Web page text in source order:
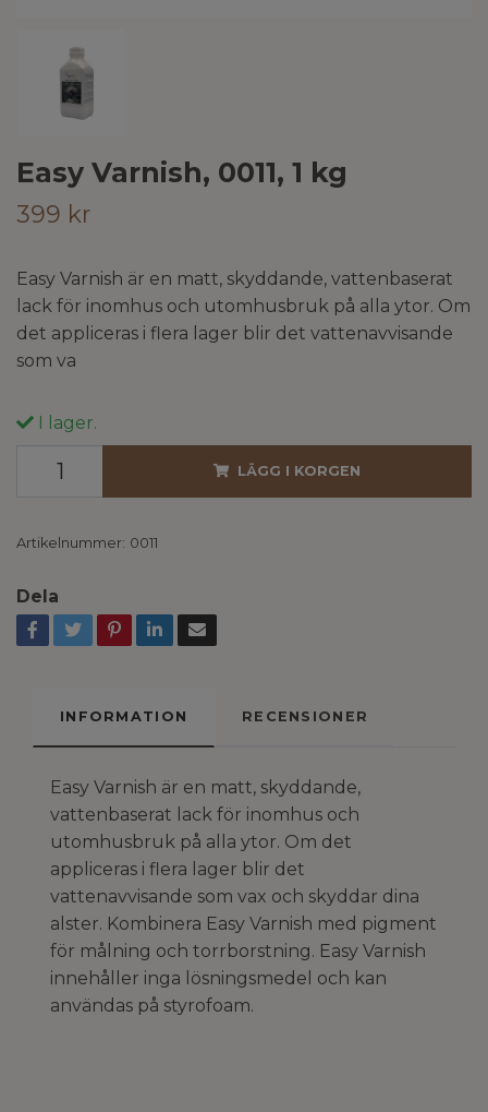
Easy Varnish, 0011, 1 kg
399 kr
Easy Varnish är en matt, skyddande, vattenbaserat
lack för inomhus och utomhusbruk på alla ytor. Om
det appliceras i flera lager blir det vattenavvisande
som va
I lager.
LÄGG I KORGEN
Artikelnummer: 0011
Dela
INFORMATION RECENSIONER
Easy Varnish är en matt, skyddande,
vattenbaserat lack för inomhus och
utomhusbruk på alla ytor. Om det
appliceras i flera lager blir det
vattenavvisande som vax och skyddar dina
alster. Kombinera Easy Varnish med pigment
för målning och torrborstning. Easy Varnish
innehåller inga lösningsmedel och kan
användas på styrofoam.